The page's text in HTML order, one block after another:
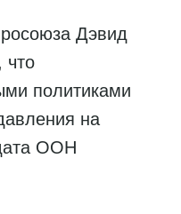
Дэвид
что
политиками
на
ООН